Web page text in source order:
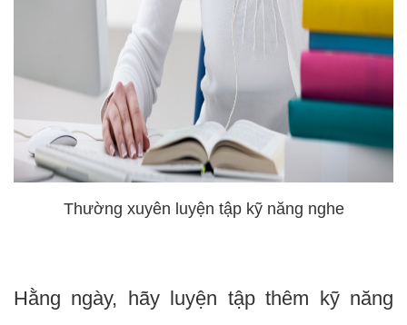
Thường xuyên luyện tập kỹ năng nghe
Hằng ngày, hãy luyện tập thêm kỹ năng